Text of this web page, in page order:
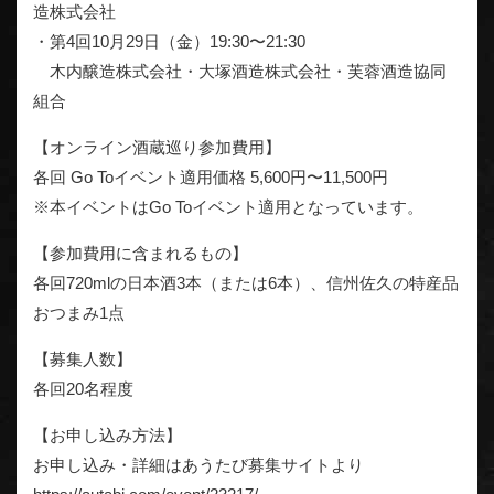
造株式会社
・第4回10月29日（金）19:30〜21:30
木内醸造株式会社・大塚酒造株式会社・芙蓉酒造協同
組合
【オンライン酒蔵巡り参加費用】
各回 Go Toイベント適用価格 5,600円〜11,500円
※本イベントはGo Toイベント適用となっています。
【参加費用に含まれるもの】
各回720mlの日本酒3本（または6本）、信州佐久の特産品
おつまみ1点
【募集人数】
各回20名程度
【お申し込み方法】
お申し込み・詳細はあうたび募集サイトより